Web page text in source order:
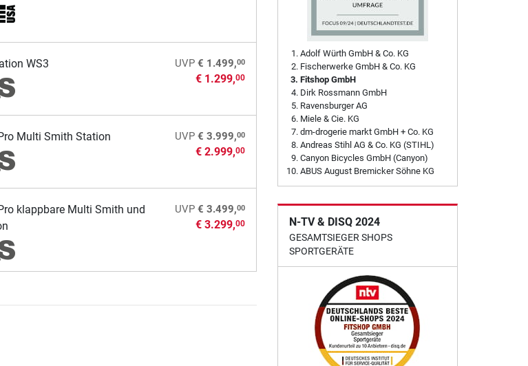
WS3 UVP € 1.499,00
€ 1.299,00
Multi Smith Station UVP € 3.999,00
€ 2.999,00
klappbare Multi Smith und
UVP € 3.499,00
€ 3.299,00
Adolf Würth GmbH & Co. KG
Fischerwerke GmbH & Co. KG
Fitshop GmbH
Dirk Rossmann GmbH
Ravensburger AG
Miele & Cie. KG
dm-drogerie markt GmbH + Co. KG
Andreas Stihl AG & Co. KG (STIHL)
Canyon Bicycles GmbH (Canyon)
ABUS August Bremicker Söhne KG
N-TV & DISQ 2024
GESAMTSIEGER SHOPS
SPORTGERÄTE